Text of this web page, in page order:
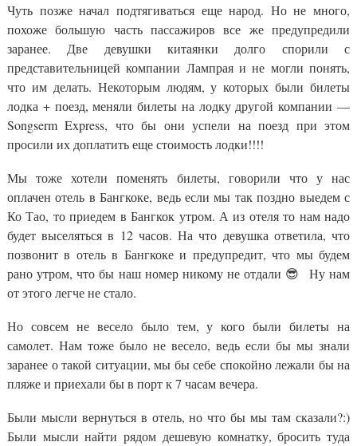
Чуть позже начал подтягиваться еще народ. Но не много,
похоже большую часть пассажиров все же предупредили
заранее. Две девушки китаянки долго спорили с
представительницей компании Лампрая и не могли понять,
что им делать. Некоторым людям, у которых были билеты
лодка + поезд, меняли билеты на лодку другой компании —
Songserm Express, что бы они успели на поезд при этом
просили их доплатить еще стоимость лодки!!!!
Мы тоже хотели поменять билеты, говорили что у нас
оплачен отель в Бангкоке, ведь если мы так поздно выедем с
Ко Тао, то приедем в Бангкок утром. А из отеля то нам надо
будет выселяться в 12 часов. На что девушка ответила, что
позвонит в отель в Бангкоке и предупредит, что мы будем
рано утром, что бы наш номер никому не отдали 😎 Ну нам
от этого легче не стало.
Но совсем не весело было тем, у кого были билеты на
самолет. Нам тоже было не весело, ведь если бы мы знали
заранее о такой ситуации, мы бы себе спокойно лежали бы на
пляже и приехали бы в порт к 7 часам вечера.
Были мысли вернуться в отель, но что бы мы там сказали?:)
Были мысли найти рядом дешевую комнатку, бросить туда